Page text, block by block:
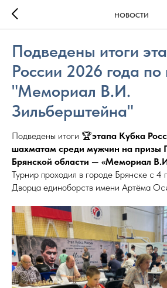
НОВОСТИ
Подведены итоги
России 2026 года
"Мемориал В.И.
Зильберштейна"
Подведены итоги 🏆этапа Кубка
шахматам среди мужчин на призы
Брянской области — «Мемориал
Турнир проходил в городе Брянске с
Дворца единоборств имени Артёма